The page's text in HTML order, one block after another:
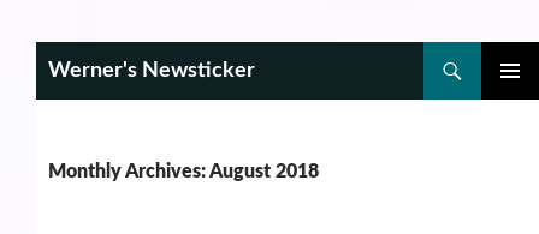
Werner's Newsticker
Monthly Archives: August 2018